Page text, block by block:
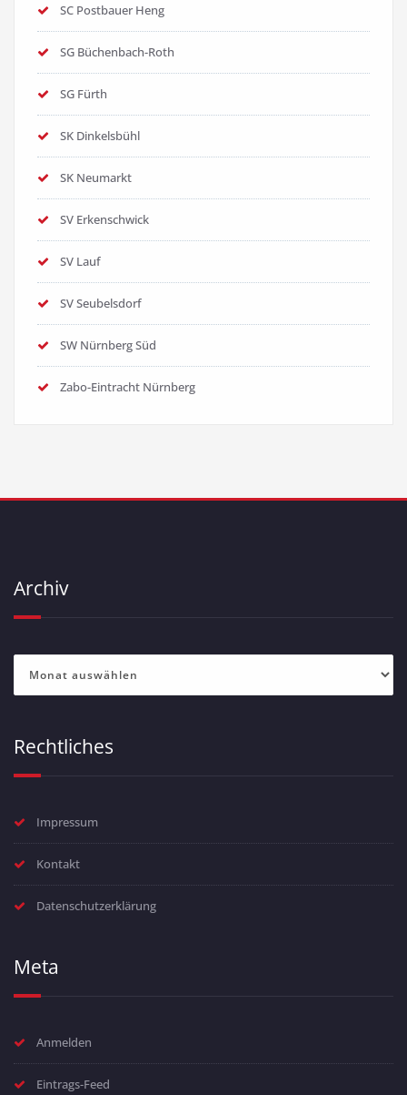
SC Postbauer Heng
SG Büchenbach-Roth
SG Fürth
SK Dinkelsbühl
SK Neumarkt
SV Erkenschwick
SV Lauf
SV Seubelsdorf
SW Nürnberg Süd
Zabo-Eintracht Nürnberg
Archiv
Rechtliches
Impressum
Kontakt
Datenschutzerklärung
Meta
Anmelden
Eintrags-Feed